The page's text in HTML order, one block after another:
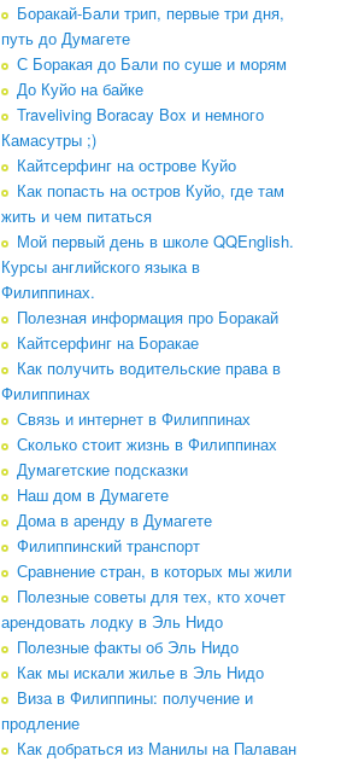
Боракай-Бали трип, первые три дня,
путь до Думагете
С Боракая до Бали по суше и морям
До Куйо на байке
Traveliving Boracay Box и немного
Камасутры ;)
Кайтсерфинг на острове Куйо
Как попасть на остров Куйо, где там
жить и чем питаться
Мой первый день в школе QQEnglish.
Курсы английского языка в
Филиппинах.
Полезная информация про Боракай
Кайтсерфинг на Боракае
Как получить водительские права в
Филиппинах
Связь и интернет в Филиппинах
Сколько стоит жизнь в Филиппинах
Думагетские подсказки
Наш дом в Думагете
Дома в аренду в Думагете
Филиппинский транспорт
Сравнение стран, в которых мы жили
Полезные советы для тех, кто хочет
арендовать лодку в Эль Нидо
Полезные факты об Эль Нидо
Как мы искали жилье в Эль Нидо
Виза в Филиппины: получение и
продление
Как добраться из Манилы на Палаван